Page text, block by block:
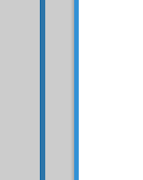
dâire